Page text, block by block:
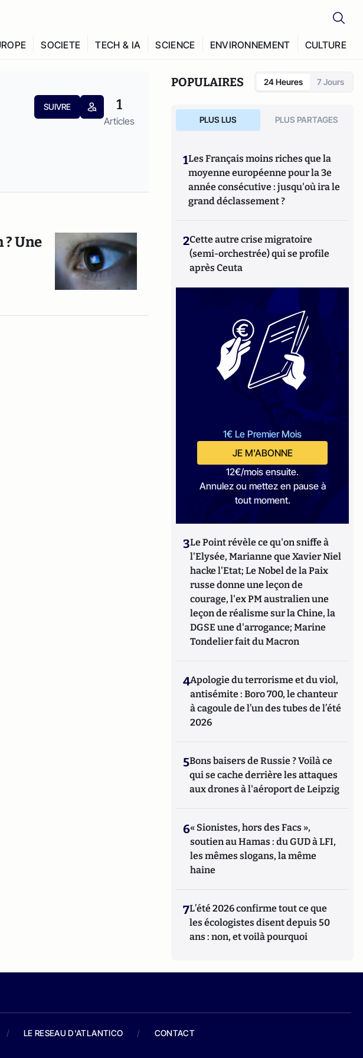
SOCIETE TECH & IA SCIENCE ENVIRONNEMENT CULTURE
SUIVRE 1
Articles
Une
POPULAIRES 24 Heures 7 Jours
PLUS LUS PLUS PARTAGES
1Les Français moins riches que la
moyenne européenne pour la 3e
année consécutive : jusqu'où ira le
grand déclassement ?
2Cette autre crise migratoire
(semi-orchestrée) qui se profile
après Ceuta
1€ Le Premier Mois
JE M'ABONNE
12€/mois ensuite.
Annulez ou mettez en pause à
tout moment.
3Le Point révèle ce qu'on sniffe à
l'Elysée, Marianne que Xavier Niel
hacke l'Etat; Le Nobel de la Paix
russe donne une leçon de
courage, l'ex PM australien une
leçon de réalisme sur la Chine, la
DGSE une d'arrogance; Marine
Tondelier fait du Macron
4Apologie du terrorisme et du viol,
antisémite : Boro 700, le chanteur
à cagoule de l’un des tubes de l’été
2026
5Bons baisers de Russie ? Voilà ce
qui se cache derrière les attaques
aux drones à l'aéroport de Leipzig
6« Sionistes, hors des Facs »,
soutien au Hamas : du GUD à LFI,
les mêmes slogans, la même
haine
7L’été 2026 confirme tout ce que
les écologistes disent depuis 50
ans : non, et voilà pourquoi
/ LE RESEAU D'ATLANTICO / CONTACT